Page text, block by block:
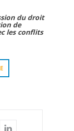
du droit
de
les conflits